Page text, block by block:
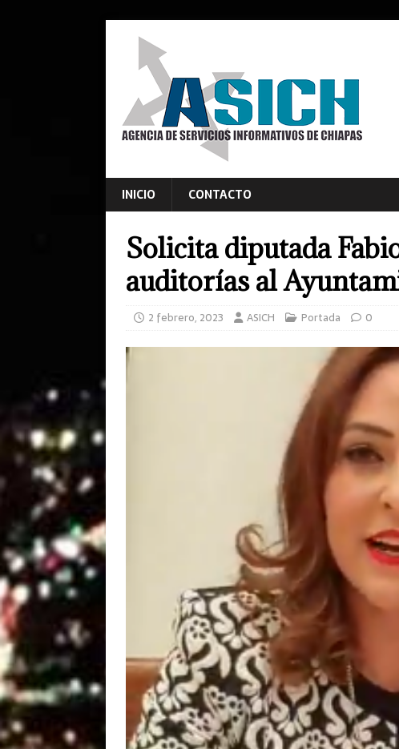
INICIO CONTACTO
Solicita diputada
auditorías al
2 febrero, 2023 ASICH Portada 0